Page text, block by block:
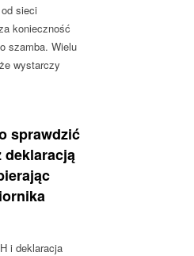
sieci
konieczność
szamba. Wielu
wystarczy
sprawdzić
deklaracją
i deklaracja